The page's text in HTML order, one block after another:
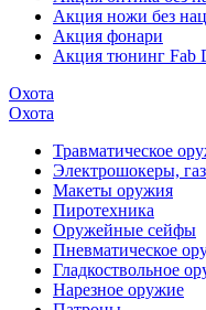
Акция ножи без
Акция фонари
Акция тюнинг Fab
Охота
Охота
Травматическое
Электрошокеры,
Макеты оружия
Пиротехника
Оружейные сейфы
Пневматическое
Гладкоствольное
Нарезное оружие